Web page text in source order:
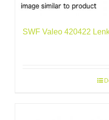
SWF Valeo 420422